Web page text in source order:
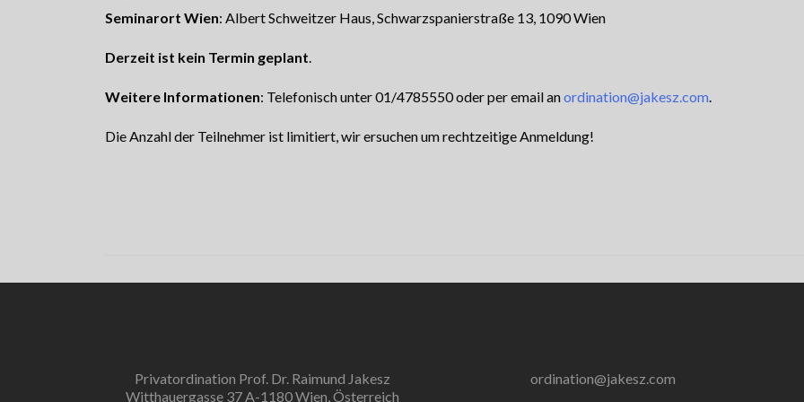
Seminarort Wien: Albert Schweitzer Haus, Schwarzspanierstraße 13, 1090 Wien
Derzeit ist kein Termin geplant.
Weitere Informationen: Telefonisch unter 01/4785550 oder per email anordination@jakesz.com.
Die Anzahl der Teilnehmer ist limitiert, wir ersuchen um rechtzeitige Anmeldung!
Privatordination Prof. Dr. Raimund Jakesz
Witthauergasse 37 A-1180 Wien, Österreich
ordination@jakesz.com